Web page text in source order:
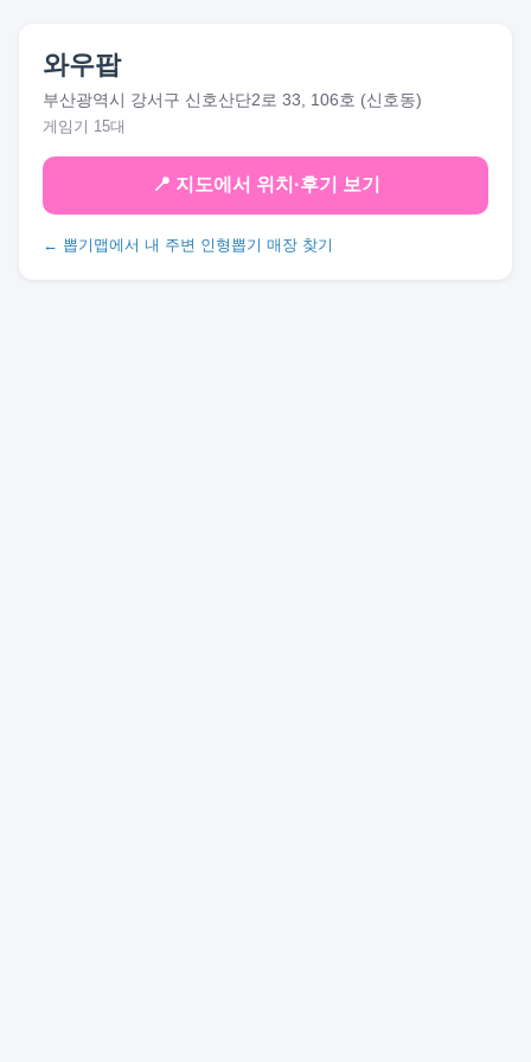
와우팝
부산광역시 강서구 신호산단2로 33, 106호 (신호동)
게임기 15대
📍 지도에서 위치·후기 보기
← 뽑기맵에서 내 주변 인형뽑기 매장 찾기